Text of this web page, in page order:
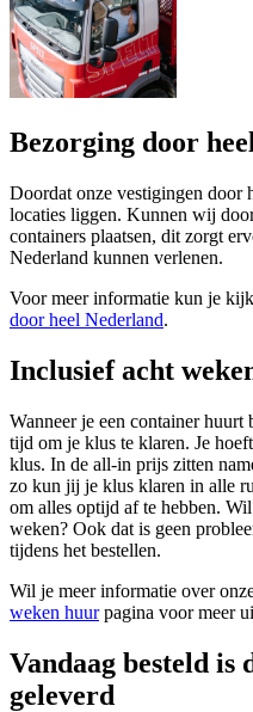
Bezorging door
Doordat onze vestigingen door
locaties liggen. Kunnen wij
containers plaatsen, dit zorgt
Nederland kunnen verlenen.
Voor meer informatie kun je
door heel Nederland.
Inclusief acht
Wanneer je een container
tijd om je klus te klaren. Je
klus. In de all-in prijs zitten
zo kun jij je klus klaren in alle
om alles optijd af te hebben.
weken? Ook dat is geen
tijdens het bestellen.
Wil je meer informatie over
weken huurpagina voor meer
Vandaag besteld is
geleverd